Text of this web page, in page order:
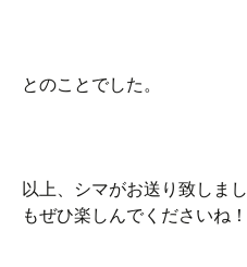
とのことでした。
以上、シマがお送り致しま
もぜひ楽しんでくださいね！